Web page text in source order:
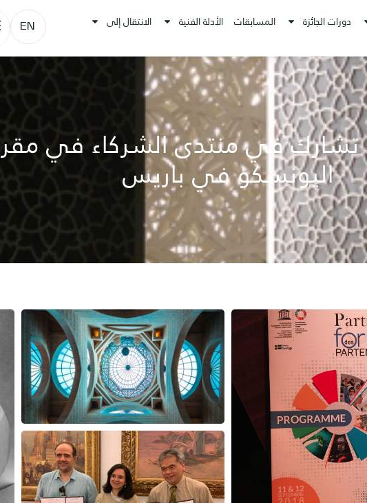
دورات الجائزة المسابقات الأدلة الفنية الانتقال إلى EN
AFAMA تشارك في منتدى الشركاء في مقر
اليونسكو في باريس